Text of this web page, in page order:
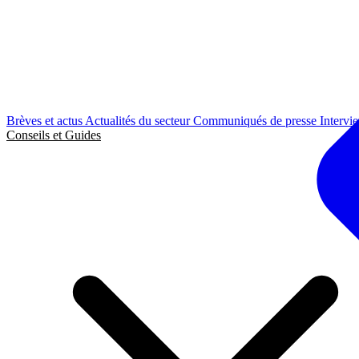
Brèves et actus Actualités du secteurCommuniqués de presse
Conseils et Guides